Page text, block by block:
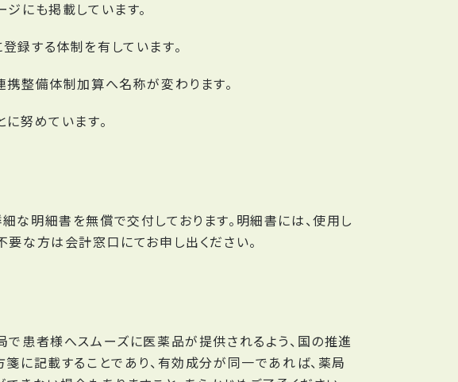
にも掲載しています。
録する体制を有しています。
整備体制加算へ名称が変わります。
努めています。
明細書を無償で交付しております。明細書には、使用し
な方は会計窓口にてお申し出ください。
患者様へスムーズに医薬品が提供されるよう、国の推進
に記載することであり、有効成分が同一であれば、薬局